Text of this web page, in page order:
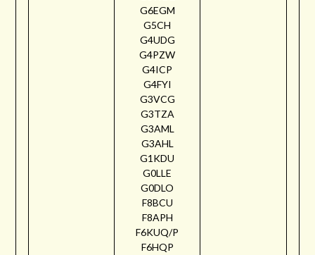
G6EGM
G5CH
G4UDG
G4PZW
G4ICP
G4FYI
G3VCG
G3TZA
G3AML
G3AHL
G1KDU
G0LLE
G0DLO
F8BCU
F8APH
F6KUQ/P
F6HQP